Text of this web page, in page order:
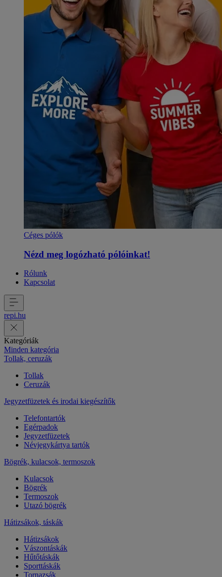
Céges pólók
Nézd meg logózható pólóinkat!
Rólunk
Kapcsolat
repi.hu
Kategóriák
Minden kategória
Tollak, ceruzák
Tollak
Ceruzák
Jegyzetfüzetek és irodai kiegészítők
Telefontartók
Egérpadok
Jegyzetfüzetek
Névjegykártya tartók
Bögrék, kulacsok, termoszok
Kulacsok
Bögrék
Termoszok
Utazó bögrék
Hátizsákok, táskák
Hátizsákok
Vászontáskák
Hűtőtáskák
Sporttáskák
Tornazsák